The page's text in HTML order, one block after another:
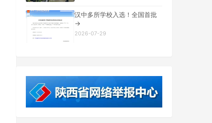
汉中多所学校入选！全国首批
→
2026-07-29